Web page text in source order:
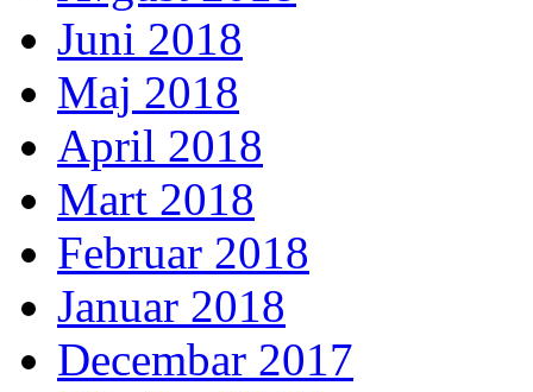
Juni 2018
Maj 2018
April 2018
Mart 2018
Februar 2018
Januar 2018
Decembar 2017